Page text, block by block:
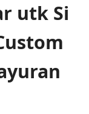
utk Si